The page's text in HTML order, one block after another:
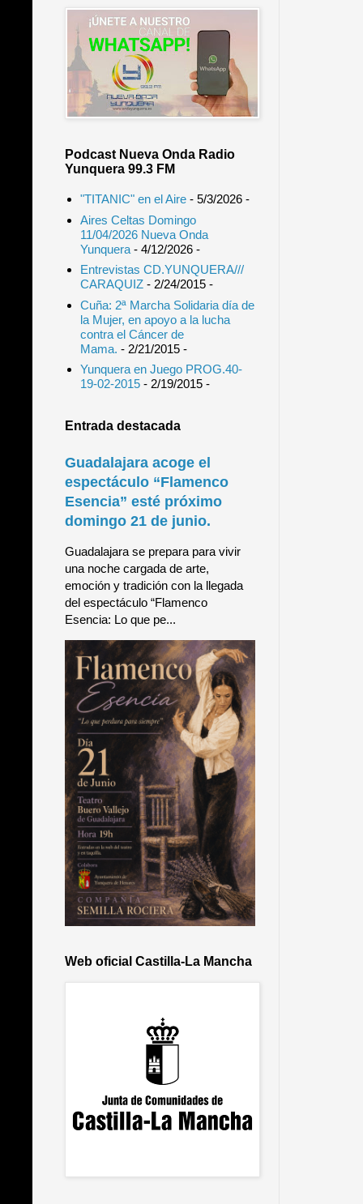
Podcast Nueva Onda Radio
Yunquera 99.3 FM
"TITANIC" en el Aire- 5/3/2026-
Aires Celtas Domingo
11/04/2026 Nueva Onda
Yunquera- 4/12/2026-
Entrevistas CD.YUNQUERA///
CARAQUIZ- 2/24/2015-
Cuña: 2ª Marcha Solidaria día de
la Mujer, en apoyo a la lucha
contra el Cáncer de
Mama. - 2/21/2015-
Yunquera en Juego PROG.40-
19-02-2015- 2/19/2015-
Entrada destacada
Guadalajara acoge el
espectáculo “Flamenco
Esencia” esté próximo
domingo 21 de junio.
Guadalajara se prepara para vivir
una noche cargada de arte,
emoción y tradición con la llegada
del espectáculo “Flamenco
Esencia: Lo que pe...
Web oficial Castilla-La Mancha